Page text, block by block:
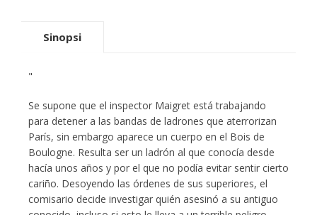
Sinopsi
"
Se supone que el inspector Maigret está trabajando
para detener a las bandas de ladrones que aterrorizan
París, sin embargo aparece un cuerpo en el Bois de
Boulogne. Resulta ser un ladrón al que conocía desde
hacía unos años y por el que no podía evitar sentir cierto
cariño. Desoyendo las órdenes de sus superiores, el
comisario decide investigar quién asesinó a su antiguo